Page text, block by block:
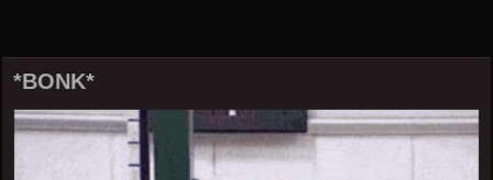
*BONK*